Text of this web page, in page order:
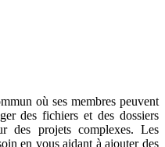
où ses membres peuvent
des fichiers et des dossiers
des projets complexes. Les
en vous aidant à ajouter des